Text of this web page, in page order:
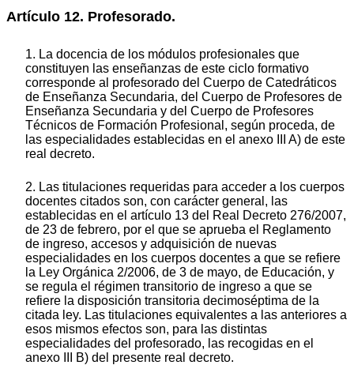
Artículo 12. Profesorado.
1. La docencia de los módulos profesionales que
constituyen las enseñanzas de este ciclo formativo
corresponde al profesorado del Cuerpo de Catedráticos
de Enseñanza Secundaria, del Cuerpo de Profesores de
Enseñanza Secundaria y del Cuerpo de Profesores
Técnicos de Formación Profesional, según proceda, de
las especialidades establecidas en el anexo III A) de este
real decreto.
2. Las titulaciones requeridas para acceder a los cuerpos
docentes citados son, con carácter general, las
establecidas en el artículo 13 del Real Decreto 276/2007,
de 23 de febrero, por el que se aprueba el Reglamento
de ingreso, accesos y adquisición de nuevas
especialidades en los cuerpos docentes a que se refiere
la Ley Orgánica 2/2006, de 3 de mayo, de Educación, y
se regula el régimen transitorio de ingreso a que se
refiere la disposición transitoria decimoséptima de la
citada ley. Las titulaciones equivalentes a las anteriores a
esos mismos efectos son, para las distintas
especialidades del profesorado, las recogidas en el
anexo III B) del presente real decreto.